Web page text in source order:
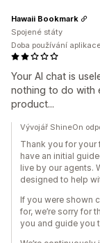
Your AI chat is
nothing to do with
product...
Hawaii Bookmark
Spojené státy
Doba používání
Vývojář ShineOn
Thank you for your
have an initial
live by our agents.
designed to help
If you were shown
for, we’re sorry for
you and guide you